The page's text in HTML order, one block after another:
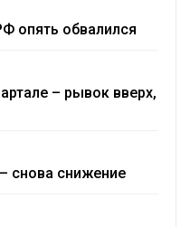
опять обвалился
– рывок вверх,
снова снижение